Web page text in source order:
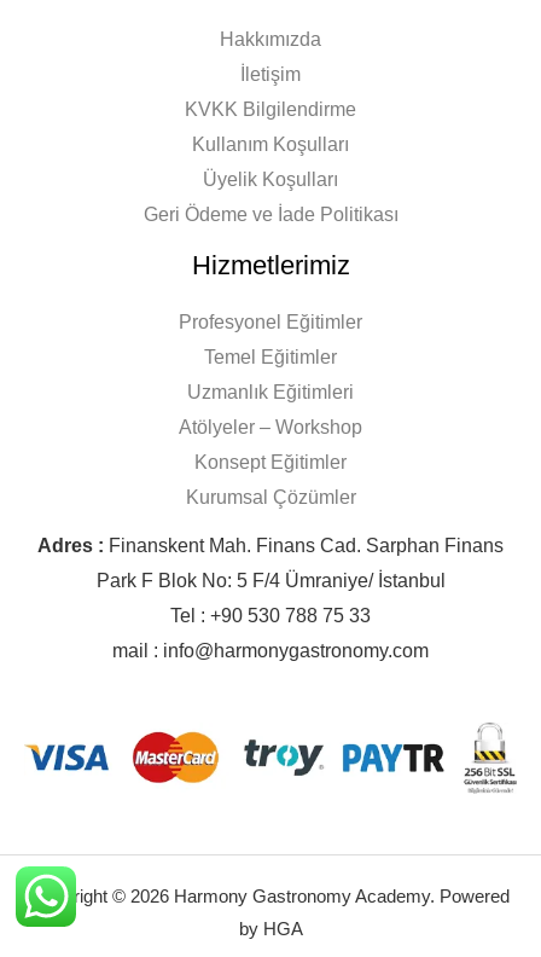
Hakkımızda
İletişim
KVKK Bilgilendirme
Kullanım Koşulları
Üyelik Koşulları
Geri Ödeme ve İade Politikası
Hizmetlerimiz
Profesyonel Eğitimler
Temel Eğitimler
Uzmanlık Eğitimleri
Atölyeler – Workshop
Konsept Eğitimler
Kurumsal Çözümler
Adres : Finanskent Mah. Finans Cad. Sarphan Finans
Park F Blok No: 5 F/4 Ümraniye/ İstanbul
Tel : +90 530 788 75 33
mail : info@harmonygastronomy.com
Copyright © 2026 Harmony Gastronomy Academy. Powered
by HGA